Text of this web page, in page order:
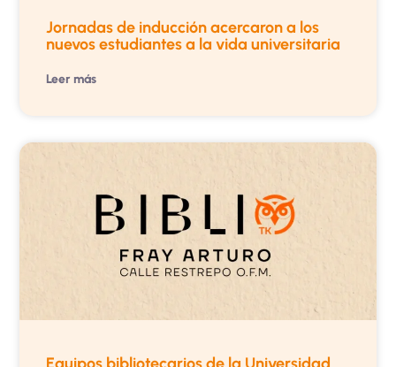
Jornadas de inducción acercaron a los
nuevos estudiantes a la vida universitaria
Leer más